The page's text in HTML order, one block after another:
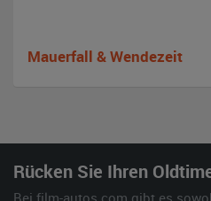
Mauerfall & Wendezeit
Rücken Sie Ihren
Bei film-autos.com gibt es